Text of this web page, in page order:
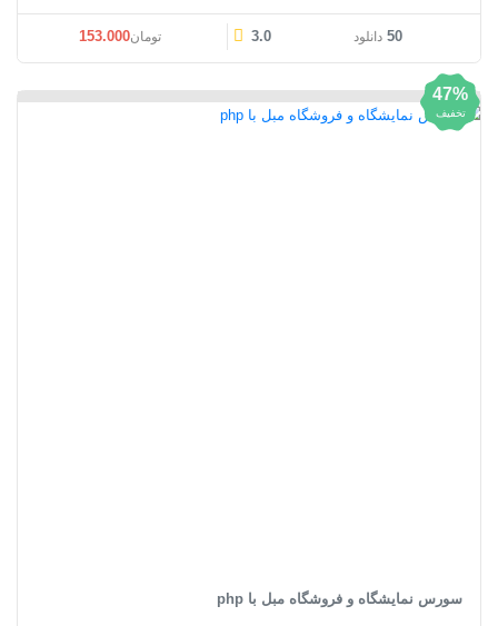
50 دانلود 3.0 قیمت اصلی: تومان153.000 بود.
تومان153.000
47%
تخفیف
سورس نمایشگاه و فروشگاه مبل با php